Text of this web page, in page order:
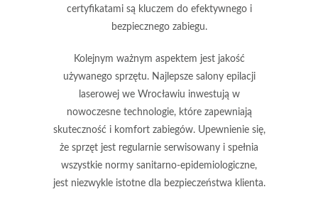
certyfikatami są kluczem do efektywnego i
bezpiecznego zabiegu.
Kolejnym ważnym aspektem jest jakość
używanego sprzętu. Najlepsze salony epilacji
laserowej we Wrocławiu inwestują w
nowoczesne technologie, które zapewniają
skuteczność i komfort zabiegów. Upewnienie się,
że sprzęt jest regularnie serwisowany i spełnia
wszystkie normy sanitarno-epidemiologiczne,
jest niezwykle istotne dla bezpieczeństwa klienta.